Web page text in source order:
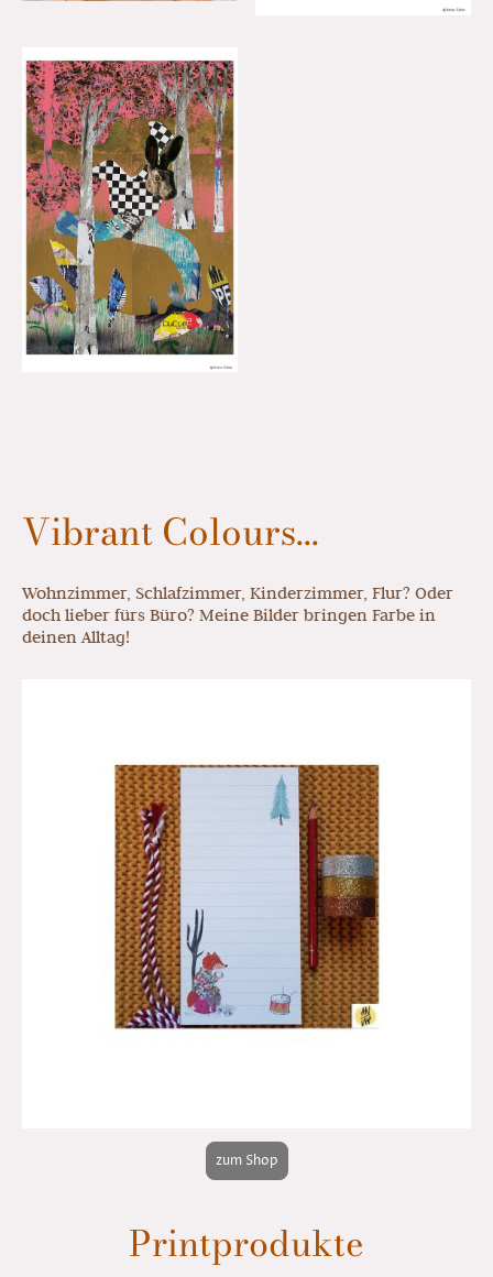
Vibrant Colours...
Wohnzimmer, Schlafzimmer, Kinderzimmer, Flur? Oder
doch lieber fürs Büro? Meine Bilder bringen Farbe in
deinen Alltag!
zum Shop
Printprodukte